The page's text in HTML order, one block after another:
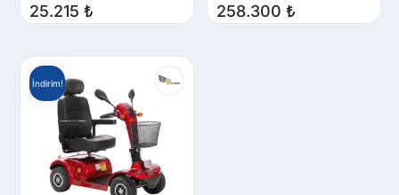
25.215₺ 258.300 ₺
İndirim!